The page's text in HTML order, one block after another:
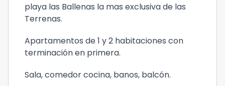
playa las Ballenas la mas exclusiva de las
Terrenas.
Apartamentos de 1 y 2 habitaciones con
terminación en primera.
Sala, comedor cocina, banos, balcón.